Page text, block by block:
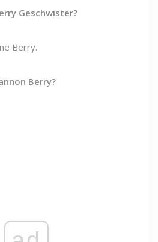
Geschwister?
Berry.
Berry?